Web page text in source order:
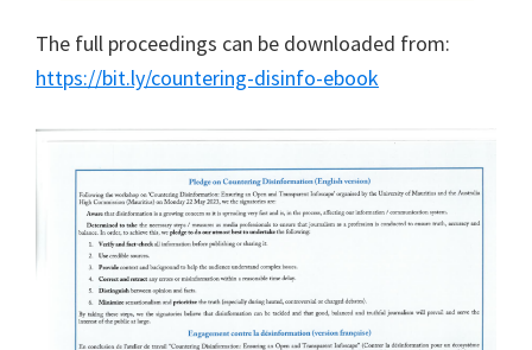
The full proceedings can be downloaded from:
https://bit.ly/countering-disinfo-ebook